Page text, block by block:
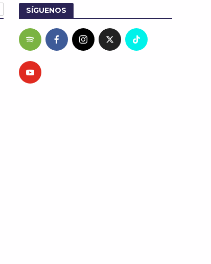
SÍGUENOS